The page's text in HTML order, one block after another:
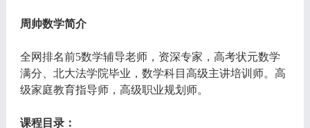
周帅数学简介
全网排名前5数学辅导老师，资深专家，高考状元数学
满分、北大法学院毕业，数学科目高级主讲培训师。高
级家庭教育指导师，高级职业规划师。
课程目录：